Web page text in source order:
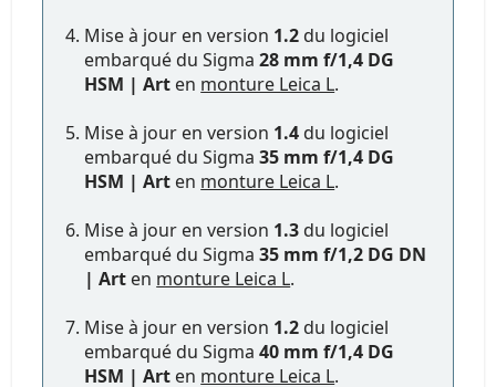
Mise à jour en version 1.2 du logiciel
embarqué du Sigma28 mm f/1,4 DG
HSM | Art en monture Leica L.
Mise à jour en version 1.4 du logiciel
embarqué du Sigma35 mm f/1,4 DG
HSM | Art en monture Leica L.
Mise à jour en version 1.3 du logiciel
embarqué du Sigma35 mm f/1,2 DG DN
| Art en monture Leica L.
Mise à jour en version 1.2 du logiciel
embarqué du Sigma40 mm f/1,4 DG
HSM | Art en monture Leica L.